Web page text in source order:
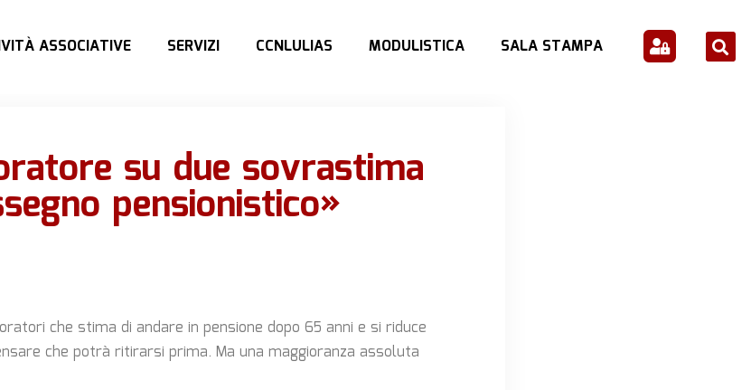
ASSOCIATIVE SERVIZI CCNLULIAS MODULISTICA SALA STAMPA
su due sovrastima
pensionistico»
che stima di andare in pensione dopo 65 anni e si riduce
che potrà ritirarsi prima. Ma una maggioranza assoluta